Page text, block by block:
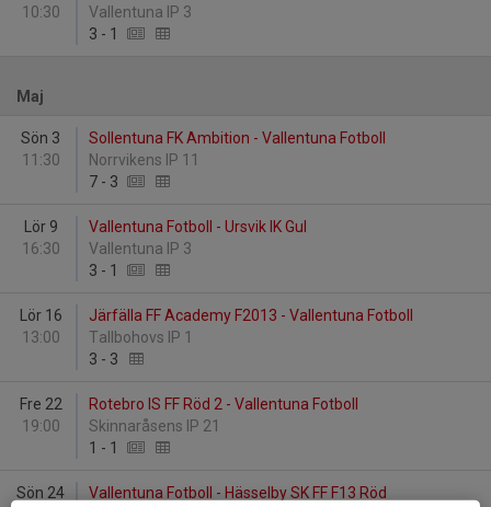
10:30
Vallentuna IP 3
3 - 1
Maj
Sön 3
11:30
Sollentuna FK Ambition - Vallentuna Fotboll
Norrvikens IP 11
7 - 3
Lör 9
16:30
Vallentuna Fotboll - Ursvik IK Gul
Vallentuna IP 3
3 - 1
Lör 16
13:00
Järfälla FF Academy F2013 - Vallentuna Fotboll
Tallbohovs IP 1
3 - 3
Fre 22
19:00
Rotebro IS FF Röd 2 - Vallentuna Fotboll
Skinnaråsens IP 21
1 - 1
Sön 24
Vallentuna Fotboll - Hässelby SK FF F13 Röd